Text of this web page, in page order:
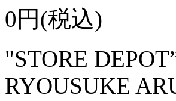
0円(税込)
"STORE
RYOUSUKE